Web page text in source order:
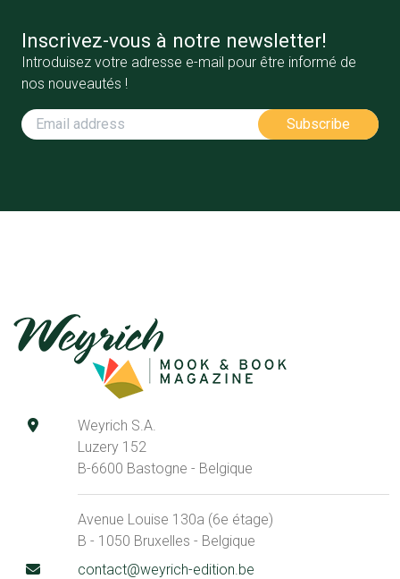
Inscrivez-vous à notre newsletter!
Introduisez votre adresse e-mail pour être informé de
nos nouveautés !
Weyrich S.A.
Luzery 152
B-6600 Bastogne - Belgique
Avenue Louise 130a (6e étage)
B - 1050 Bruxelles - Belgique
contact@weyrich-edition.be